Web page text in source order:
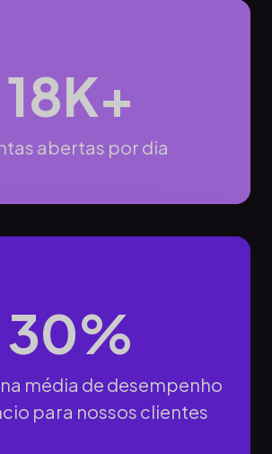
18K+
abertas por dia
30%
média de desempenho
para nossos clientes